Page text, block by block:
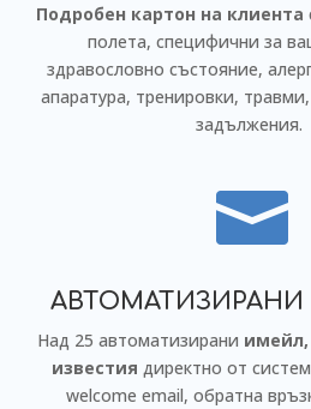
Подробен картон на клиента
полета, специфични за
здравословно състояние,
апаратура, тренировки,
задължения.

АВТОМАТИЗИРАНИ
Над 25 автоматизирани имейл,
известия директно от
welcome email, обратна